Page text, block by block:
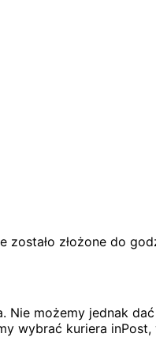
zostało złożone do
Nie możemy jednak
wybrać kuriera